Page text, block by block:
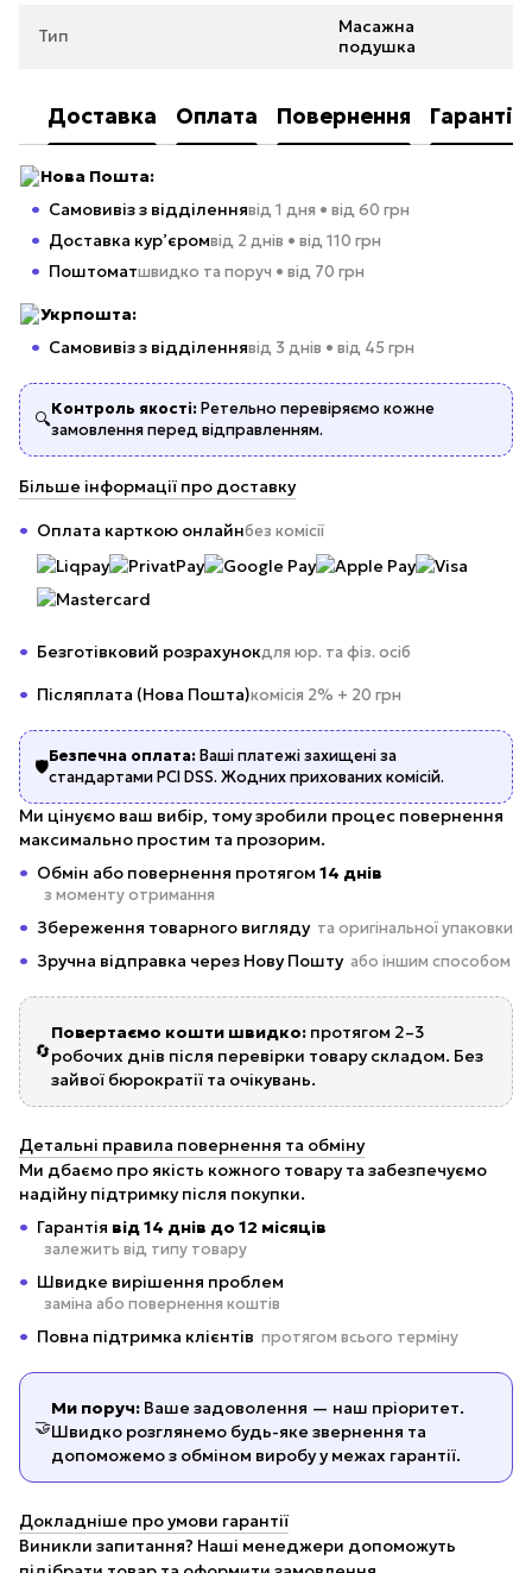
Тип
Масажна
подушка
Доставка Оплата Повернення Гарантія
Нова Пошта:
Самовивіз з відділеннявід 1 дня • від 60 грн
Доставка кур’єромвід 2 днів • від 110 грн
Поштоматшвидко та поруч • від 70 грн
Укрпошта:
Самовивіз з відділеннявід 3 днів • від 45 грн
🔍
Контроль якості: Ретельно перевіряємо кожне
замовлення перед відправленням.
Більше інформації про доставку
Оплата карткою онлайнбез комісії
Безготівковий розрахунокдля юр. та фіз. осіб
Післяплата (Нова Пошта)комісія 2% + 20 грн
🛡️
Безпечна оплата: Ваші платежі захищені за
стандартами PCI DSS. Жодних прихованих комісій.
Ми цінуємо ваш вибір, тому зробили процес повернення
максимально простим та прозорим.
Обмін або повернення протягом 14 днів
з моменту отримання
Збереження товарного вигляду та оригінальної упаковки
Зручна відправка через Нову Пошту або іншим способом
🔄
Повертаємо кошти швидко: протягом 2–3
робочих днів після перевірки товару складом. Без
зайвої бюрократії та очікувань.
Детальні правила повернення та обміну
Ми дбаємо про якість кожного товару та забезпечуємо
надійну підтримку після покупки.
Гарантія від 14 днів до 12 місяців
залежить від типу товару
Швидке вирішення проблем
заміна або повернення коштів
Повна підтримка клієнтів протягом всього терміну
🤝
Ми поруч: Ваше задоволення — наш пріоритет.
Швидко розглянемо будь-яке звернення та
допоможемо з обміном виробу у межах гарантії.
Докладніше про умови гарантії
Виникли запитання? Наші менеджери допоможуть